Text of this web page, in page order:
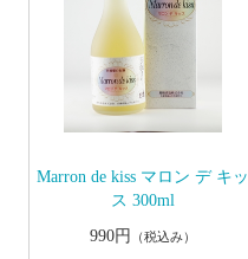
Marron de kiss マロン デ キッ
ス 300ml
990円
（税込み）